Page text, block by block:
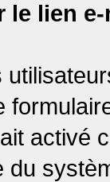
le lien
activé
du